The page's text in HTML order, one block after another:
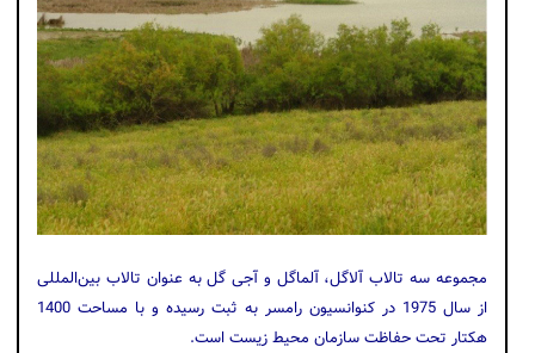
مجموعه سه تالاب آلاگل، آلماگل و آجی‌ گل به عنوان تالاب بین‌المللی
از سال 1975 در کنوانسیون رامسر به ثبت رسیده و با مساحت 1400
هکتار تحت حفاظت سازمان محیط زیست است.